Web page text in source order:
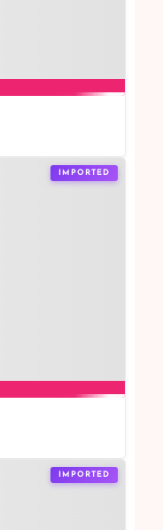
IMPORTED
IMPORTED